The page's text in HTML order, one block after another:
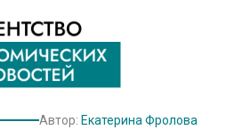
Автор: Екатерина Фролова